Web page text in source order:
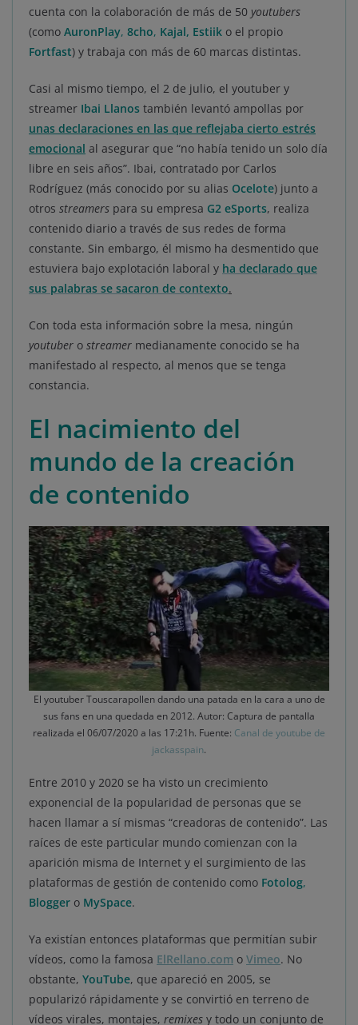
cuenta con la colaboración de más de 50 youtubers
(como AuronPlay, 8cho, Kajal, Estiik o el propio
Fortfast) y trabaja con más de 60 marcas distintas.
Casi al mismo tiempo, el 2 de julio, el youtuber y
streamer Ibai Llanos también levantó ampollas por
unas declaraciones en las que reflejaba cierto estrés
emocional al asegurar que “no había tenido un solo día
libre en seis años”. Ibai, contratado por Carlos
Rodríguez (más conocido por su alias Ocelote) junto a
otros streamers para su empresa G2 eSports, realiza
contenido diario a través de sus redes de forma
constante. Sin embargo, él mismo ha desmentido que
estuviera bajo explotación laboral y ha declarado que
sus palabras se sacaron de contexto.
Con toda esta información sobre la mesa, ningún
youtuber o streamer medianamente conocido se ha
manifestado al respecto, al menos que se tenga
constancia.
El nacimiento del
mundo de la creación
de contenido
El youtuber Touscarapollen dando una patada en la cara a uno de
sus fans en una quedada en 2012. Autor: Captura de pantalla
realizada el 06/07/2020 a las 17:21h. Fuente: Canal de youtube de
jackasspain.
Entre 2010 y 2020 se ha visto un crecimiento
exponencial de la popularidad de personas que se
hacen llamar a sí mismas “creadoras de contenido”. Las
raíces de este particular mundo comienzan con la
aparición misma de Internet y el surgimiento de las
plataformas de gestión de contenido como Fotolog,
Blogger o MySpace.
Ya existían entonces plataformas que permitían subir
vídeos, como la famosa ElRellano.com o Vimeo. No
obstante, YouTube, que apareció en 2005, se
popularizó rápidamente y se convirtió en terreno de
vídeos virales, montajes, remixes y todo un conjunto de